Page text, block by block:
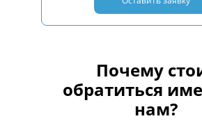
Почему
обратиться
нам?